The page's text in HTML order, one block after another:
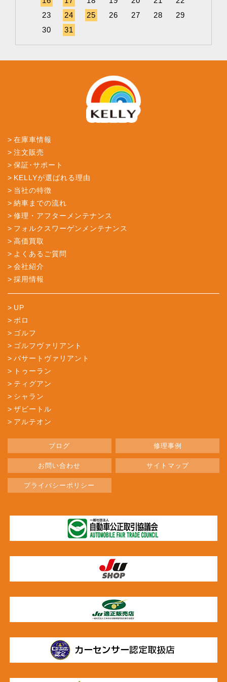
23
24 25 26 27 28
29
30
31
在庫車情報
注文販売
保証･サポート
KELLYが選ばれる理由
当社の特徴
納車までの流れ
修理・アフターメンテナンス
フォルクスワーゲンメンテナンス
高価買取
よくあるご質問
会社紹介
採用情報
UP
ポロ
ゴルフ
ゴルフヴァリアント
パサートヴァリアント
トゥーラン
ティグアン
シャラン
ザビートル
アルテオン
ブログ 修理事例
お問い合わせ サイトマップ
プライバシーポリシー